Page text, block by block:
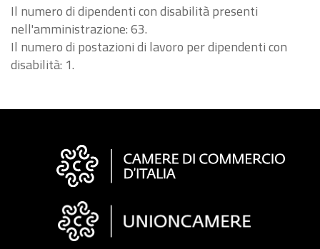
Il numero di dipendenti con disabilità presenti
nell'amministrazione: 63.
Il numero di postazioni di lavoro per dipendenti con
disabilità: 1.
Informazioni
"Fattura